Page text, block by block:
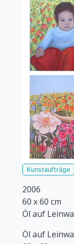
Kunstaufträge
2006
60 x 60 cm
Öl auf
Öl auf